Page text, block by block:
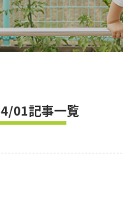
01記事一覧